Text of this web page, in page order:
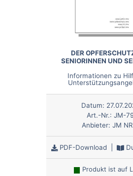
DER
SENIORINNEN UND
Informationen zu
Datum:
Art.-Nr.: JM-
Anbieter: JM
PDF-Download
Produkt ist auf